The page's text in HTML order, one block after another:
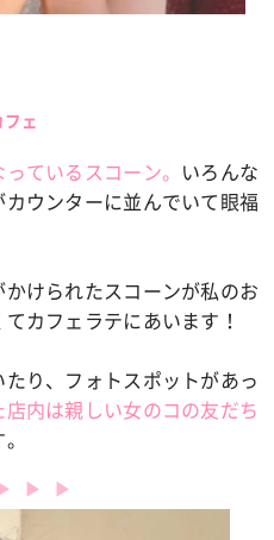
ェ
ているスコーン。 いろんな
ウンターに並んでいて眼福
けられたスコーンが私のお
カフェラテにあいます！
り、フォトスポットがあっ
内は親しい女のコの友だち